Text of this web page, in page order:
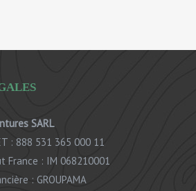
SARL
: 888 531 365 000 11
France : IM 068210001
: GROUPAMA